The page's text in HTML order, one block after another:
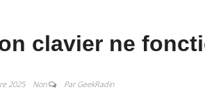
clavier ne
2025 Non Par GeekRadin